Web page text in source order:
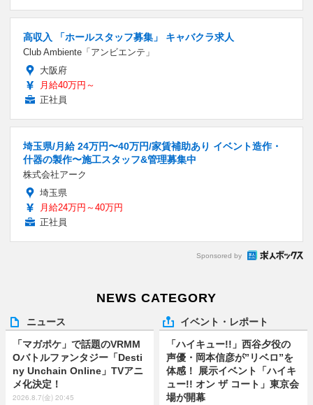
高収入 「ホールスタッフ募集」 キャバクラ求人
Club Ambiente「アンビエンテ」
大阪府
月給40万円～
正社員
埼玉県/月給 24万円〜40万円/家賃補助あり イベント造作・
什器の製作〜施工スタッフ&管理募集中
株式会社アーク
埼玉県
月給24万円～40万円
正社員
Sponsored by
NEWS CATEGORY
ニュース
「マガポケ」で話題のVRMM
Oバトルファンタジー「Desti
ny Unchain Online」TVアニ
メ化決定！
2026.8.7(金) 20:45
イベント・レポート
「ハイキュー!!」西谷夕役の
声優・岡本信彦が”リベロ”を
体感！ 展示イベント「ハイキ
ュー!! オン ザ コート」東京会
場が開幕